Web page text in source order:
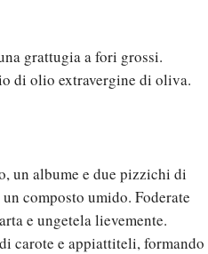
grattugia a fori grossi.
di olio extravergine di oliva.
un albume e due pizzichi di
composto umido. Foderate
e ungetela lievemente.
carote e appiattiteli, formando